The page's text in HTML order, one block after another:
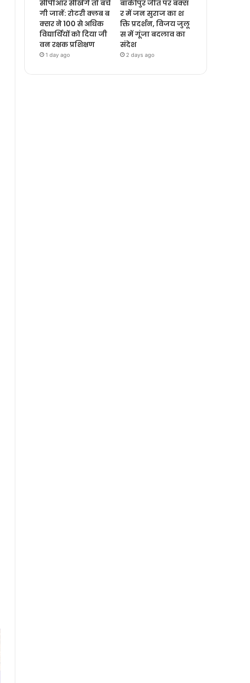
सीपीआर सीखेंगे तो बचें
गी जानें: रोटरी क्लब ब
क्सर ने 100 से अधिक
विद्यार्थियों को दिया जी
वन रक्षक प्रशिक्षण
1 day ago
बांकीपुर जीत पर बक्स
र में जन सुराज का श
क्ति प्रदर्शन, विजय जुलू
स में गूंजा बदलाव का
संदेश
2 days ago